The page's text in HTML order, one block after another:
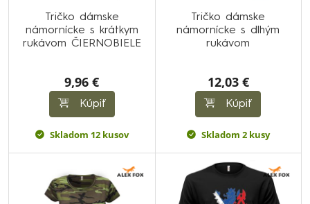
Tričko dámske
námornícke s krátkym
rukávom ČIERNOBIELE
9,96 €
Kúpiť
Skladom 12 kusov
Tričko dámske
námornícke s dlhým
rukávom
12,03 €
Kúpiť
Skladom 2 kusy